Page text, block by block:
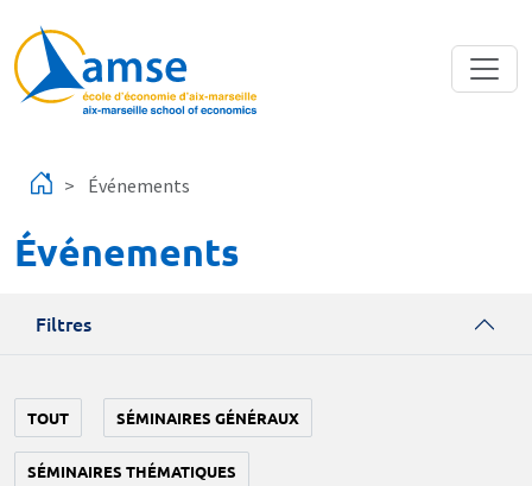
Événements
Événements
Filtres
TOUT SÉMINAIRES GÉNÉRAUX
SÉMINAIRES THÉMATIQUES